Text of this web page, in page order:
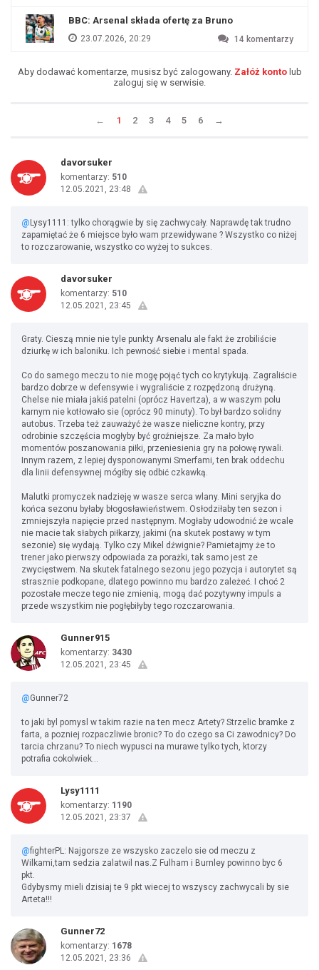
BBC: Arsenal składa ofertę za Bruno
23.07.2026, 20:29 14 komentarzy
Aby dodawać komentarze, musisz być zalogowany. Załóż kontolub
zaloguj się w serwisie.
← 1 2 3 4 5 6 →
davorsuker
komentarzy: 510
12.05.2021, 23:48
@ Lysy1111: tylko chorągwie by się zachwycały. Naprawdę tak trudno
zapamiętać że 6 miejsce było wam przewidywane ? Wszystko co niżej
to rozczarowanie, wszystko co wyżej to sukces.
davorsuker
komentarzy: 510
12.05.2021, 23:45
Graty. Cieszą mnie nie tyle punkty Arsenalu ale fakt że zrobiliście
dziurkę w ich baloniku. Ich pewność siebie i mental spada.
Co do samego meczu to nie mogę pojąć tych co krytykują. Zagraliście
bardzo dobrze w defensywie i wygraliście z rozpędzoną drużyną.
Chelse nie miała jakiś patelni (oprócz Havertza), a w waszym polu
karnym nie kotłowało sie (oprócz 90 minuty). To był bardzo solidny
autobus. Trzeba też zauważyć że wasze nieliczne kontry, przy
odrobinie szczęścia mogłyby być groźniejsze. Za mało było
momentów poszanowania piłki, przeniesienia gry na połowę rywali.
Innym razem, z lepiej dysponowanymi Smerfami, ten brak oddechu
dla linii defensywnej mógłby się odbić czkawką.
Malutki promyczek nadzieję w wasze serca wlany. Mini seryjka do
końca sezonu byłaby błogosławieństwem. Osłodziłaby ten sezon i
zmniejszyła napięcie przed następnym. Mogłaby udowodnić że wcale
nie macie tak słabych piłkarzy, jakimi (na skutek postawy w tym
sezonie) się wydają. Tylko czy Mikel dźwignie? Pamietajmy że to
trener jako pierwszy odpowiada za porażki, tak samo jest ze
zwycięstwem. Na skutek fatalnego sezonu jego pozycja i autorytet są
strasznie podkopane, dlatego powinno mu bardzo zależeć. I choć 2
pozostałe mecze tego nie zmienią, mogą dać pozytywny impuls a
przede wszystkim nie pogłębiłyby tego rozczarowania.
Gunner915
komentarzy: 3430
12.05.2021, 23:45
@Gunner72
to jaki byl pomysl w takim razie na ten mecz Artety? Strzelic bramke z
farta, a pozniej rozpaczliwie bronic? To do czego sa Ci zawodnicy? Do
tarcia chrzanu? To niech wypusci na murawe tylko tych, ktorzy
potrafia cokolwiek...
Lysy1111
komentarzy: 1190
12.05.2021, 23:37
@fighterPL: Najgorsze ze wszysko zaczelo sie od meczu z
Wilkami,tam sedzia zalatwil nas.Z Fulham i Burnley powinno byc 6
pkt.
Gdybysmy mieli dzisiaj te 9 pkt wiecej to wszyscy zachwycali by sie
Arteta!!!
Gunner72
komentarzy: 1678
12.05.2021, 23:36